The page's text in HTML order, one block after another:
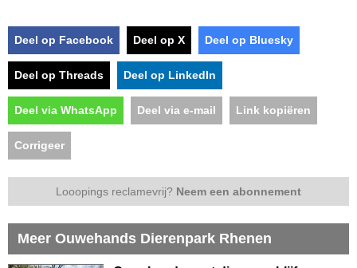
Deel op Facebook Deel op X Deel op Bluesky
Deel op Threads Deel op LinkedIn
Deel via WhatsApp Deel via e-mail Link kopiëren
Corrigeer
Looopings reclamevrij? Neem een abonnement
Meer Ouwehands Dierenpark Rhenen